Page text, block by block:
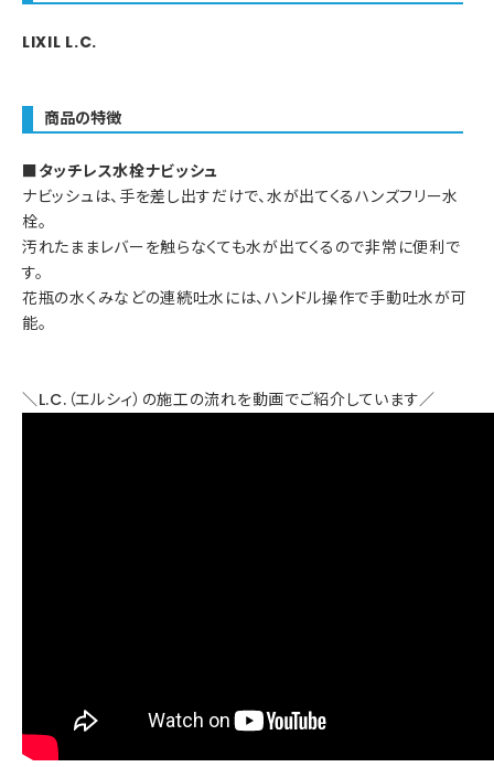
LIXIL L.C.
商品の特徴
■タッチレス水栓ナビッシュ
ナビッシュは、手を差し出すだけで、水が出てくるハンズフリー水
栓。
汚れたままレバーを触らなくても水が出てくるので非常に便利で
す。
花瓶の水くみなどの連続吐水には、ハンドル操作で手動吐水が可
能。
＼L.C.（エルシィ）の施工の流れを動画でご紹介しています／